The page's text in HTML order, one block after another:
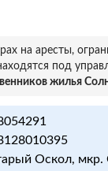
на аресты,
под
жилья
Оскол,